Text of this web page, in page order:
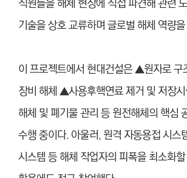
직원들을 해체 현장에 직접 파견해 관련
기술을 상호 교류하며 글로벌 해체 역량
이 프로젝트에서 현대건설은 ▲원자로 구
장비 해체 ▲사용후핵연료 제거 및 저장
해체 및 폐기물 관리 등 원전해체의 핵심
수행 중이다.아울러, 원격 자동용접 시스
시스템 등 해체 작업자의 피폭을 최소화